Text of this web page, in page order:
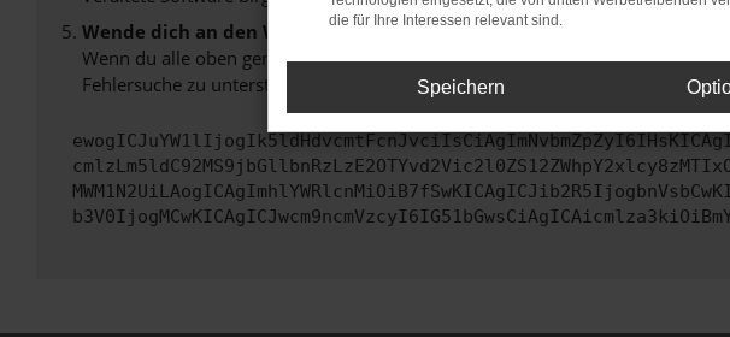
Wende dich an den Webseitenbetreiber.
Wenn du alle oben genannten Schritte versucht hast, kontaktiere uns bitte.
Fehlersuche zu unterstützen:
die für Ihre Interessen relevant sind.
Speichern